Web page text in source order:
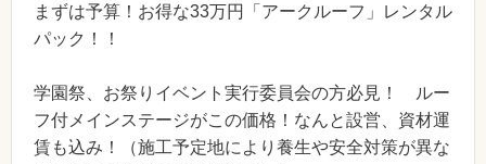
まずは予算！お得な33万円「アークルーフ」レンタル
パック！！
学園祭、お祭りイベント実行委員会の方必見！ ルー
フ付メインステージがこの価格！なんと設営、資材運
賃も込み！（施工予定地により養生や安全対策が異な